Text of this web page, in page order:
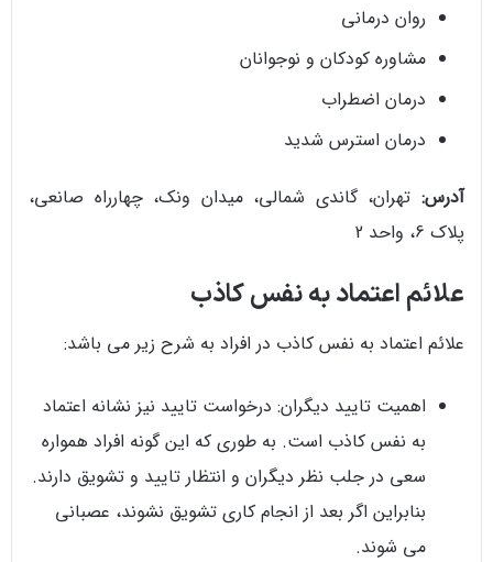
روان درمانی
مشاوره کودکان و نوجوانان
درمان اضطراب
درمان استرس شدید
آدرس: تهران، گاندی شمالی، میدان ونک، چهارراه صانعی،
پلاک 6، واحد 2
علائم اعتماد به نفس کاذب
علائم اعتماد به نفس کاذب در افراد به شرح زیر می باشد:
اهمیت تایید دیگران: درخواست تایید نیز نشانه اعتماد
به نفس کاذب است. به طوری که این گونه افراد همواره
سعی در جلب نظر دیگران و انتظار تایید و تشویق دارند.
بنابراین اگر بعد از انجام کاری تشویق نشوند، عصبانی
می شوند.